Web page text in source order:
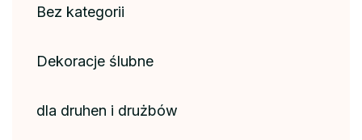
Bez kategorii
Dekoracje ślubne
dla druhen i drużbów